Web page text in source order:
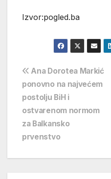
Izvor:pogled.ba
Navigacija
objava
Ana Dorotea Markić
ponovno na najvećem
postolju BiH i
ostvarenom normom
za Balkansko
prvenstvo